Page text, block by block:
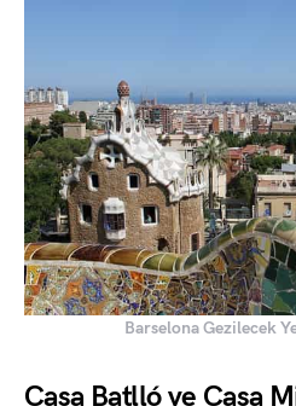
Barselona Gezilecek
Casa Batlló ve Casa